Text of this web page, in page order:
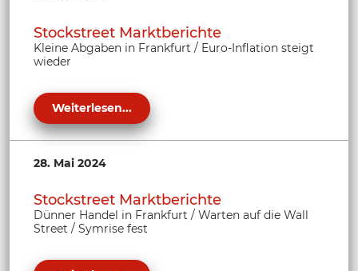
Stockstreet Marktberichte
Kleine Abgaben in Frankfurt / Euro-Inflation steigt
wieder
Weiterlesen...
28. Mai 2024
Stockstreet Marktberichte
Dünner Handel in Frankfurt / Warten auf die Wall
Street / Symrise fest